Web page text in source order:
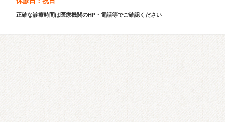
正確な診療時間は医療機関のHP・電話等でご確認ください